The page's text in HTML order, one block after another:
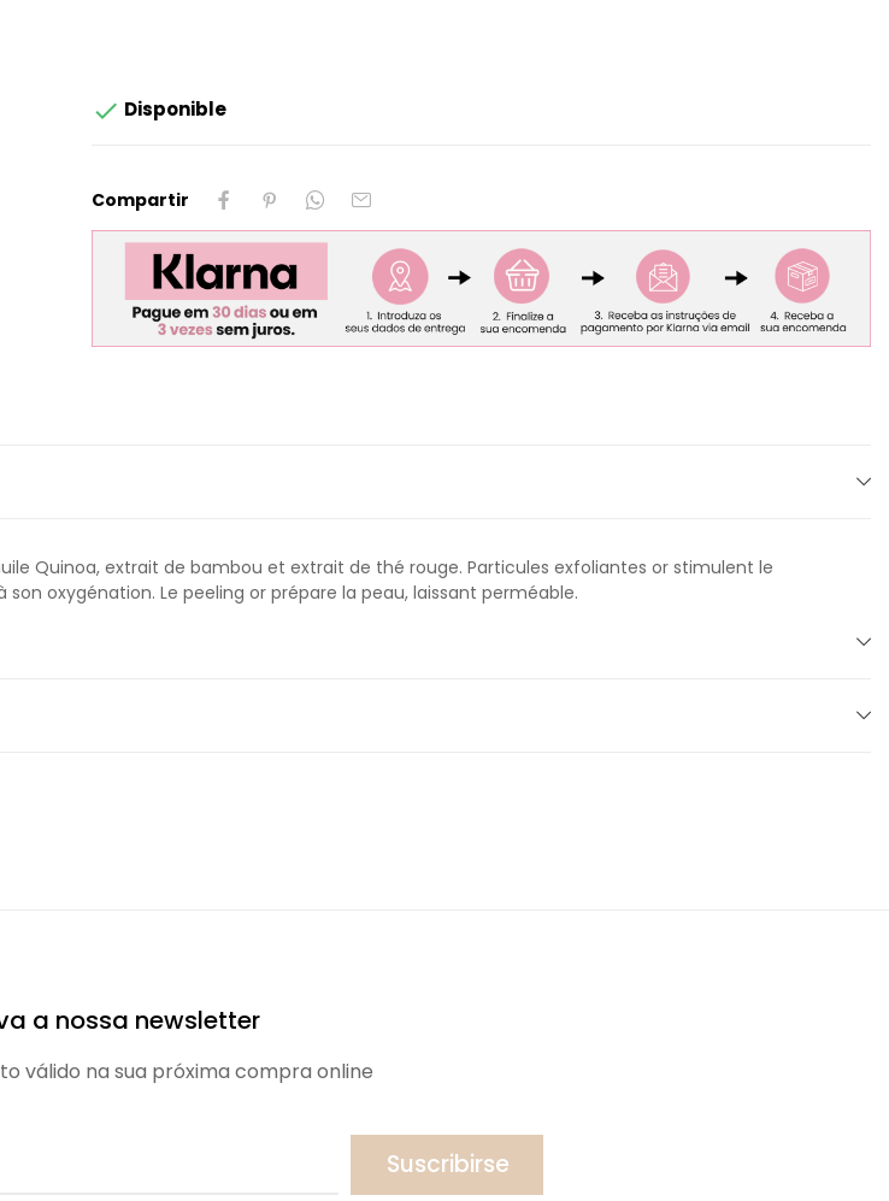
 Disponible
Compartir
Quinoa, extrait de bambou et extrait de thé rouge. Particules exfoliantes or stimulent le
oxygénation. Le peeling or prépare la peau, laissant perméable.
a nossa newsletter
válido na sua próxima compra online
Suscribirse